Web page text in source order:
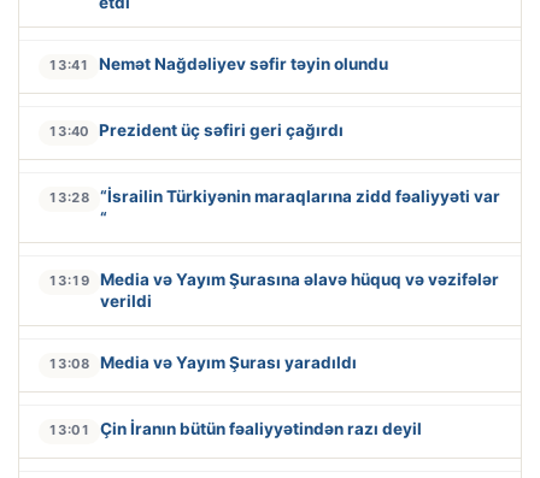
13:41 Nemət Nağdəliyev səfir təyin olundu
13:40 Prezident üç səfiri geri çağırdı
13:28
“İsrailin Türkiyənin maraqlarına zidd fəaliyyəti var
“
13:19
Media və Yayım Şurasına əlavə hüquq və vəzifələr
verildi
13:08 Media və Yayım Şurası yaradıldı
13:01 Çin İranın bütün fəaliyyətindən razı deyil